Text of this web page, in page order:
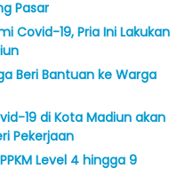
Pasar
Covid-19, Pria Ini Lakukan
Beri Bantuan ke Warga
19 di Kota Madiun akan
Pekerjaan
Level 4 hingga 9